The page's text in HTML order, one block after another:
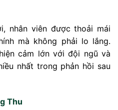
nhân viên được thoải mái
mà không phải lo lắng.
cảm lớn với đội ngũ và
nhất trong phản hồi sau
Thu